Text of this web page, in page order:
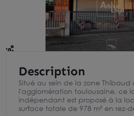
Description
Situé au sein de la zone Thibaud
l'agglomération toulousaine, ce
indépendant est proposé à la
surface totale de 978 m² en rez-